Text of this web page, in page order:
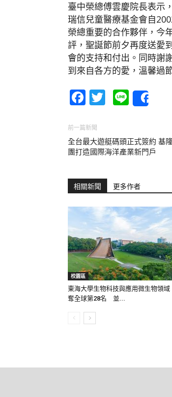
臺中榮總傅雲慶院長表示
瑞信兒童醫療基金會自
榮總重要的合作夥伴，今
評，聖誕節前夕再度送愛
會的支持和付出。同時謝
到來自各方的愛，溫馨過
Facebook
Twitter
Line
前一篇新聞
全台最大遊艇碼頭正式簽約 基
團打造國際海洋產業新門戶
相關新聞 更多作者
校園區
東海大學生物科技與應用微生物領域
奪全球第28名 並...